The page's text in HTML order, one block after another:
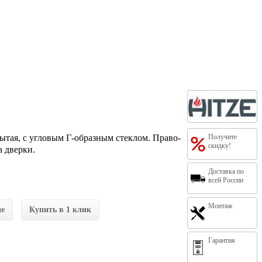
Получите
скидку!
Доставка по
всей России
Монтаж
Гарантия
с угловым Г-образным стеклом. Право-
дверки.
Купить в 1 клик